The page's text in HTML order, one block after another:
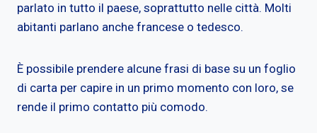
parlato in tutto il paese, soprattutto nelle città. Molti
abitanti parlano anche francese o tedesco.
È possibile prendere alcune frasi di base su un foglio
di carta per capire in un primo momento con loro, se
rende il primo contatto più comodo.